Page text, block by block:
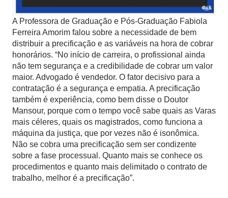
A Professora de Graduação e Pós-Graduação Fabiola
Ferreira Amorim falou sobre a necessidade de bem
distribuir a precificação e as variáveis na hora de cobrar
honorários. “No início de carreira, o profissional ainda
não tem segurança e a credibilidade de cobrar um valor
maior. Advogado é vendedor. O fator decisivo para a
contratação é a segurança e empatia. A precificação
também é experiência, como bem disse o Doutor
Mansour, porque com o tempo você sabe quais as Varas
mais céleres, quais os magistrados, como funciona a
máquina da justiça, que por vezes não é isonômica.
Não se cobra uma precificação sem ser condizente
sobre a fase processual. Quanto mais se conhece os
procedimentos e quanto mais delimitado o contrato de
trabalho, melhor é a precificação”.